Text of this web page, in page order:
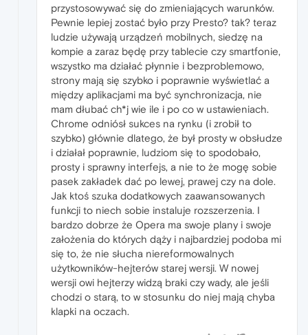
przystosowywać się do zmieniających warunków.
Pewnie lepiej zostać było przy Presto? tak? teraz
ludzie używają urządzeń mobilnych, siedzę na
kompie a zaraz będę przy tablecie czy smartfonie,
wszystko ma działać płynnie i bezproblemowo,
strony mają się szybko i poprawnie wyświetlać a
między aplikacjami ma być synchronizacja, nie
mam dłubać ch*j wie ile i po co w ustawieniach.
Chrome odniósł sukces na rynku (i zrobił to
szybko) głównie dlatego, że był prosty w obsłudze
i działał poprawnie, ludziom się to spodobało,
prosty i sprawny interfejs, a nie to że mogę sobie
pasek zakładek dać po lewej, prawej czy na dole.
Jak ktoś szuka dodatkowych zaawansowanych
funkcji to niech sobie instaluje rozszerzenia. I
bardzo dobrze że Opera ma swoje plany i swoje
założenia do których dąży i najbardziej podoba mi
się to, że nie słucha niereformowalnych
użytkowników-hejterów starej wersji. W nowej
wersji owi hejterzy widzą braki czy wady, ale jeśli
chodzi o starą, to w stosunku do niej mają chyba
klapki na oczach.